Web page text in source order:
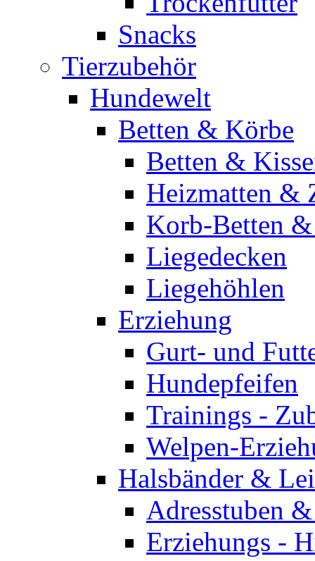
Snacks
Tierzubehör
Hundewelt
Betten & Körbe
Betten &
Heizmatten &
Korb-Betten
Liegedecken
Liegehöhlen
Erziehung
Gurt- und
Hundepfeifen
Trainings -
Welpen-
Halsbänder &
Adresstuben
Erziehungs -